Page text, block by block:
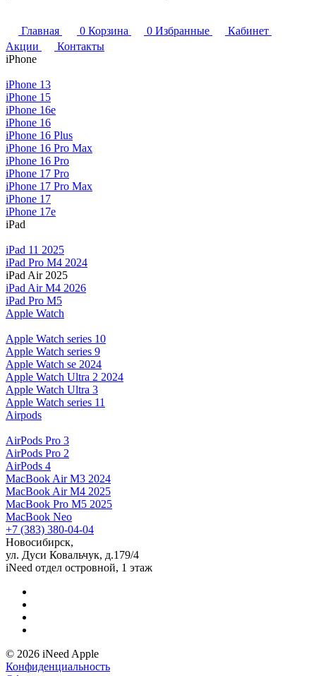
Главная 0 Корзина 0 Избранные
Кабинет
Акции
Контакты
iPhone
iPhone 13
iPhone 15
iPhone 16e
iPhone 16
iPhone 16 Plus
iPhone 16 Pro Max
iPhone 16 Pro
iPhone 17 Pro
iPhone 17 Pro Max
iPhone 17
iPhone 17e
iPad
iPad 11 2025
iPad Pro M4 2024
iPad Air 2025
iPad Air M4 2026
iPad Pro M5
Apple Watch
Apple Watch series 10
Apple Watch series 9
Apple Watch se 2024
Apple Watch Ultra 2 2024
Apple Watch Ultra 3
Apple Watch series 11
Airpods
AirPods Pro 3
AirPods Pro 2
AirPods 4
MacBook Air M3 2024
MacBook Air M4 2025
MacBook Pro M5 2025
MacBook Neo
+7 (383) 380-04-04
Новосибирск,
ул. Дуси Ковальчук, д.179/4
iNeed отдел островной, 1 этаж
© 2026 iNeed Apple
Конфиденциальность